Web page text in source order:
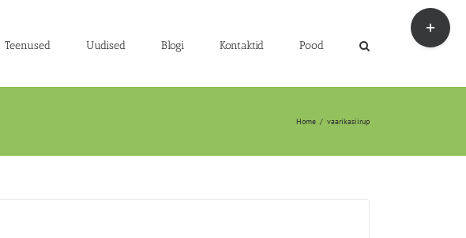
Teenused Uudised Blogi Kontaktid Pood
Home / vaarikasiirup
Toggle
Sliding
Bar